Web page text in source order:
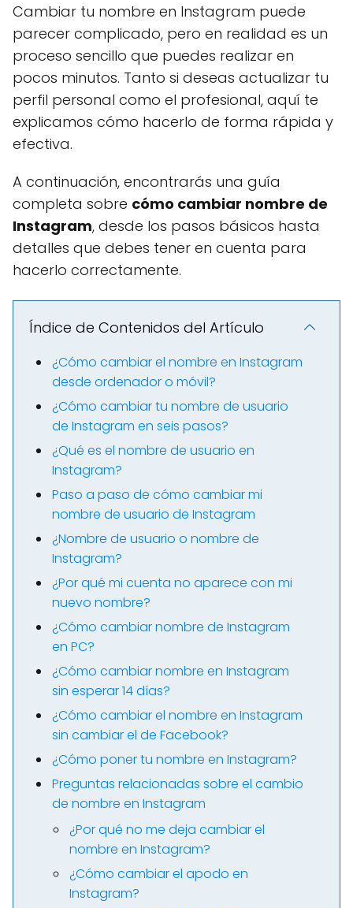
Cambiar tu nombre en Instagram puede
parecer complicado, pero en realidad es un
proceso sencillo que puedes realizar en
pocos minutos. Tanto si deseas actualizar tu
perfil personal como el profesional, aquí te
explicamos cómo hacerlo de forma rápida y
efectiva.
A continuación, encontrarás una guía
completa sobre cómo cambiar nombre de
Instagram, desde los pasos básicos hasta
detalles que debes tener en cuenta para
hacerlo correctamente.
Índice de Contenidos del Artículo
¿Cómo cambiar el nombre en Instagram
desde ordenador o móvil?
¿Cómo cambiar tu nombre de usuario
de Instagram en seis pasos?
¿Qué es el nombre de usuario en
Instagram?
Paso a paso de cómo cambiar mi
nombre de usuario de Instagram
¿Nombre de usuario o nombre de
Instagram?
¿Por qué mi cuenta no aparece con mi
nuevo nombre?
¿Cómo cambiar nombre de Instagram
en PC?
¿Cómo cambiar nombre en Instagram
sin esperar 14 días?
¿Cómo cambiar el nombre en Instagram
sin cambiar el de Facebook?
¿Cómo poner tu nombre en Instagram?
Preguntas relacionadas sobre el cambio
de nombre en Instagram
¿Por qué no me deja cambiar el
nombre en Instagram?
¿Cómo cambiar el apodo en
Instagram?